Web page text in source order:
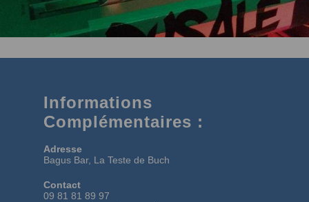
Informations
Complémentaires :
Adresse
Bagus Bar, La Teste de Buch
Contact
09 81 81 89 97